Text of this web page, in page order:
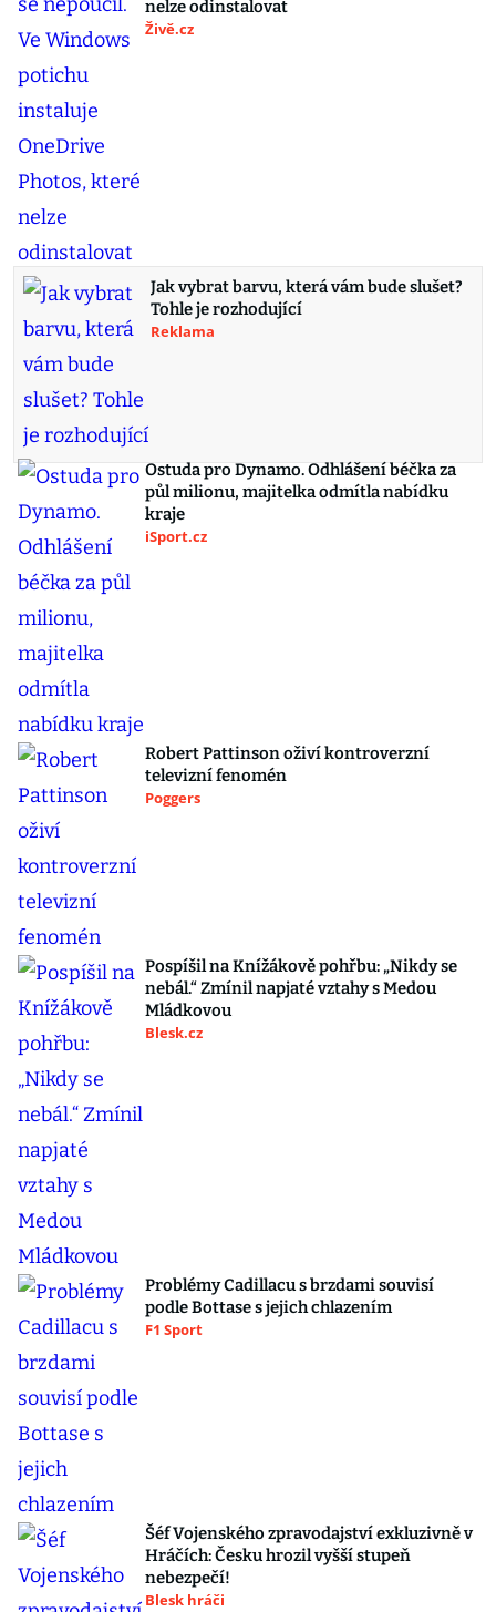
nelze odinstalovat
Živě.cz
Jak vybrat barvu, která vám bude slušet?
Tohle je rozhodující
Reklama
Ostuda pro Dynamo. Odhlášení béčka za
půl milionu, majitelka odmítla nabídku
kraje
iSport.cz
Robert Pattinson oživí kontroverzní
televizní fenomén
Poggers
Pospíšil na Knížákově pohřbu: „Nikdy se
nebál.“ Zmínil napjaté vztahy s Medou
Mládkovou
Blesk.cz
Problémy Cadillacu s brzdami souvisí
podle Bottase s jejich chlazením
F1 Sport
Šéf Vojenského zpravodajství exkluzivně v
Hráčích: Česku hrozil vyšší stupeň
nebezpečí!
Blesk hráči